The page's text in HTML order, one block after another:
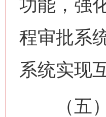
功能，强
程审批系
系统实现
（五）